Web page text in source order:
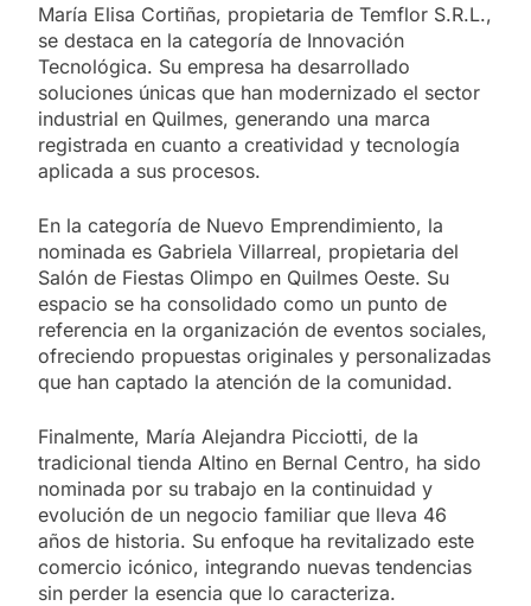
María Elisa Cortiñas, propietaria de Temflor S.R.L.,
se destaca en la categoría de Innovación
Tecnológica. Su empresa ha desarrollado
soluciones únicas que han modernizado el sector
industrial en Quilmes, generando una marca
registrada en cuanto a creatividad y tecnología
aplicada a sus procesos.
En la categoría de Nuevo Emprendimiento, la
nominada es Gabriela Villarreal, propietaria del
Salón de Fiestas Olimpo en Quilmes Oeste. Su
espacio se ha consolidado como un punto de
referencia en la organización de eventos sociales,
ofreciendo propuestas originales y personalizadas
que han captado la atención de la comunidad.
Finalmente, María Alejandra Picciotti, de la
tradicional tienda Altino en Bernal Centro, ha sido
nominada por su trabajo en la continuidad y
evolución de un negocio familiar que lleva 46
años de historia. Su enfoque ha revitalizado este
comercio icónico, integrando nuevas tendencias
sin perder la esencia que lo caracteriza.